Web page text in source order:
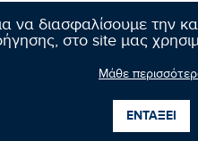
να διασφαλίσουμε την
στο site μας
Μάθε
ΕΝΤΑΞΕΙ